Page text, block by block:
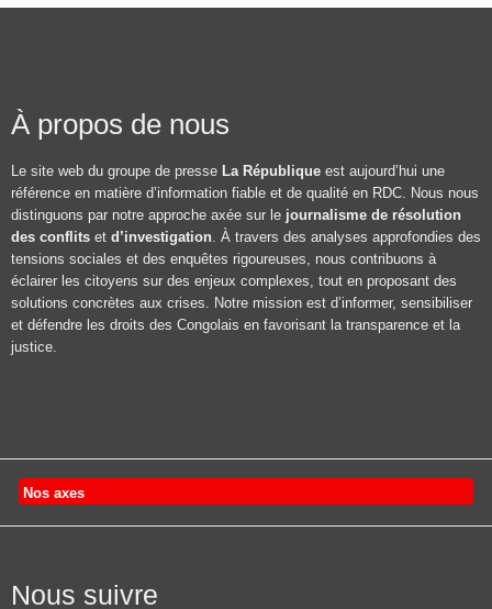
À propos de nous
Le site web du groupe de presse La République est aujourd’hui une
référence en matière d’information fiable et de qualité en RDC. Nous nous
distinguons par notre approche axée sur le journalisme de résolution
des conflits et d’investigation. À travers des analyses approfondies des
tensions sociales et des enquêtes rigoureuses, nous contribuons à
éclairer les citoyens sur des enjeux complexes, tout en proposant des
solutions concrètes aux crises. Notre mission est d’informer, sensibiliser
et défendre les droits des Congolais en favorisant la transparence et la
justice.
Nos axes
Nous suivre